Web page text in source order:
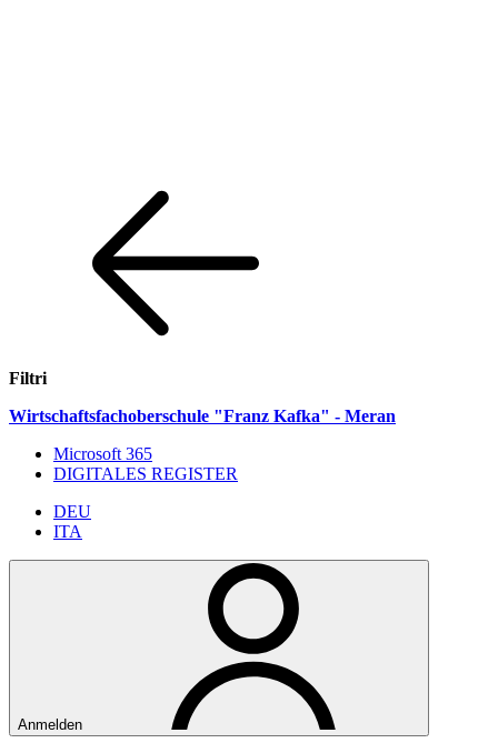
Filtri
Weiter zum Inhalt
Zum Navigationsmenü gehen
Zur Fußzeile springen
Wirtschaftsfachoberschule "Franz Kafka" - Meran
Microsoft 365
DIGITALES REGISTER
DEU
ITA
Anmelden